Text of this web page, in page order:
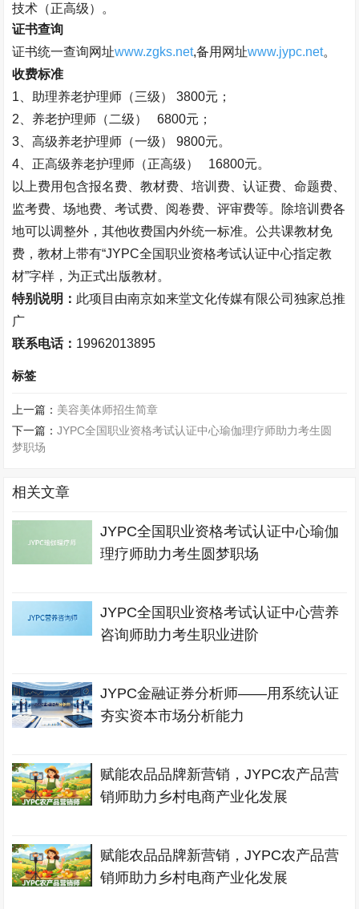
技术（正高级）。
证书查询
证书统一查询网址www.zgks.net,备用网址www.jypc.net。
收费标准
1 、助理养老护理师（三级） 3800元；
2 、养老护理师（二级） 6800元；
3 、高级养老护理师（一级） 9800元。
4、 正高级养老护理师（正高级） 16800元。
以上费用包含报名费、教材费、培训费、认证费、命题费、
监考费、场地费、考试费、阅卷费、评审费等。除培训费各
地可以调整外，其他收费国内外统一标准。公共课教材免
费，教材上带有“JYPC全国职业资格考试认证中心指定教
材”字样，为正式出版教材。
特别说明： 此项目由南京如来堂文化传媒有限公司独家总推
广
联系电话： 19962013895
标签
上一篇： 美容美体师招生简章
下一篇：JYPC全国职业资格考试认证中心瑜伽理疗师助力考生圆
梦职场
相关文章
JYPC全国职业资格考试认证中心瑜伽
理疗师助力考生圆梦职场
JYPC全国职业资格考试认证中心营养
咨询师助力考生职业进阶
JYPC金融证券分析师——用系统认证
夯实资本市场分析能力
赋能农品品牌新营销，JYPC农产品营
销师助力乡村电商产业化发展
赋能农品品牌新营销，JYPC农产品营
销师助力乡村电商产业化发展